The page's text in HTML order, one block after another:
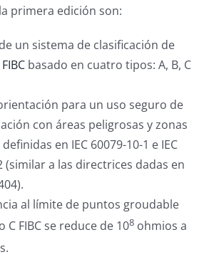
primera edición son:
un sistema de clasificación de
FIBC basado en cuatro tipos: A, B, C
para un uso seguro de
con áreas peligrosas y zonas
en IEC 60079-10-1 e IEC
(similar a las directrices dadas en
al límite de puntos groudable
C FIBC se reduce de 108 ohmios a